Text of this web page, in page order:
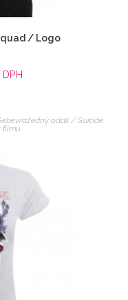
/ Logo
oddíl / Suicide
filmu